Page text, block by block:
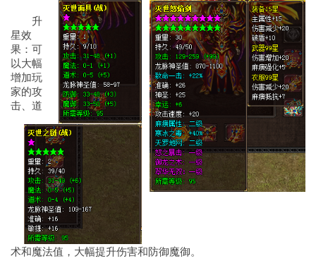
升
星效
果：可
以大幅
增加玩
家的攻
击、道
术和魔法值，大幅提升伤害和防御魔御。